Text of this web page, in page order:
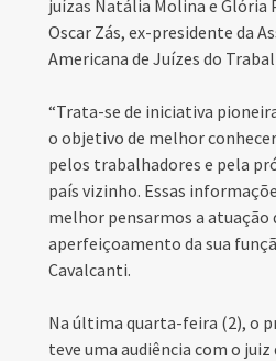
juízas Natália Molina e Glória
Oscar Zás, ex-presidente da
Americana de Juízes do
“Trata-se de iniciativa
o objetivo de melhor
pelos trabalhadores e pela
país vizinho. Essas
melhor pensarmos a atuação
aperfeiçoamento da sua
Cavalcanti.
Na última quarta-feira (2), o
teve uma audiência com o